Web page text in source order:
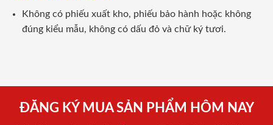
Không có phiếu xuất kho, phiếu bảo hành hoặc không
đúng kiểu mẫu, không có dấu đỏ và chữ ký tươi.
ĐĂNG KÝ MUA SẢN PHẨM HÔM NAY